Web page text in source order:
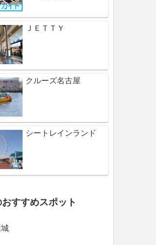
ＪＥＴＴＹ
クルーズ名古屋
シートレインランド
すすめスポット